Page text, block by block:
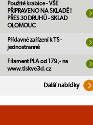
Použité krabice - VŠE
PŘIPRAVENO NA SKLADĚ !
PŘES 30 DRUHŮ - SKLAD
OLOMOUC
Přídavné zařízení k TS -
jednostranné
Filament PLA od 179,- na
www.tiskve3d.cz
Další nabídky